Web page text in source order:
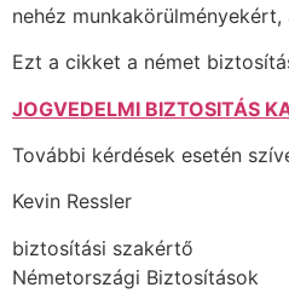
nehéz
Ezt a cikket a német
JOGVEDELMI BIZTOSITÁS
További kérdések esetén
Kevin Ressler
biztosítási szakértő
Németországi Biztosítások